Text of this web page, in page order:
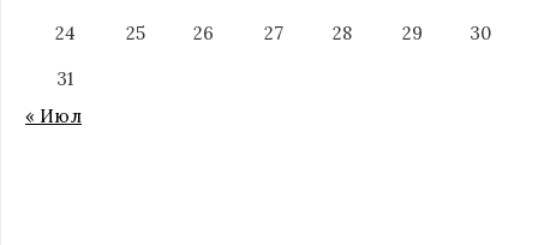
24
25 26 27 28 29
30
31
« Июл